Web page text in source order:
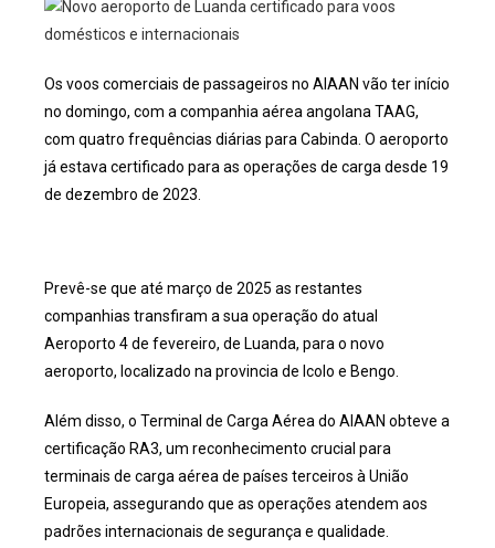
Os voos comerciais de passageiros no AIAAN vão ter início
no domingo, com a companhia aérea angolana TAAG,
com quatro frequências diárias para Cabinda. O aeroporto
já estava certificado para as operações de carga desde 19
de dezembro de 2023.
Prevê-se que até março de 2025 as restantes
companhias transfiram a sua operação do atual
Aeroporto 4 de fevereiro, de Luanda, para o novo
aeroporto, localizado na provincia de Icolo e Bengo.
Além disso, o Terminal de Carga Aérea do AIAAN obteve a
certificação RA3, um reconhecimento crucial para
terminais de carga aérea de países terceiros à União
Europeia, assegurando que as operações atendem aos
padrões internacionais de segurança e qualidade.